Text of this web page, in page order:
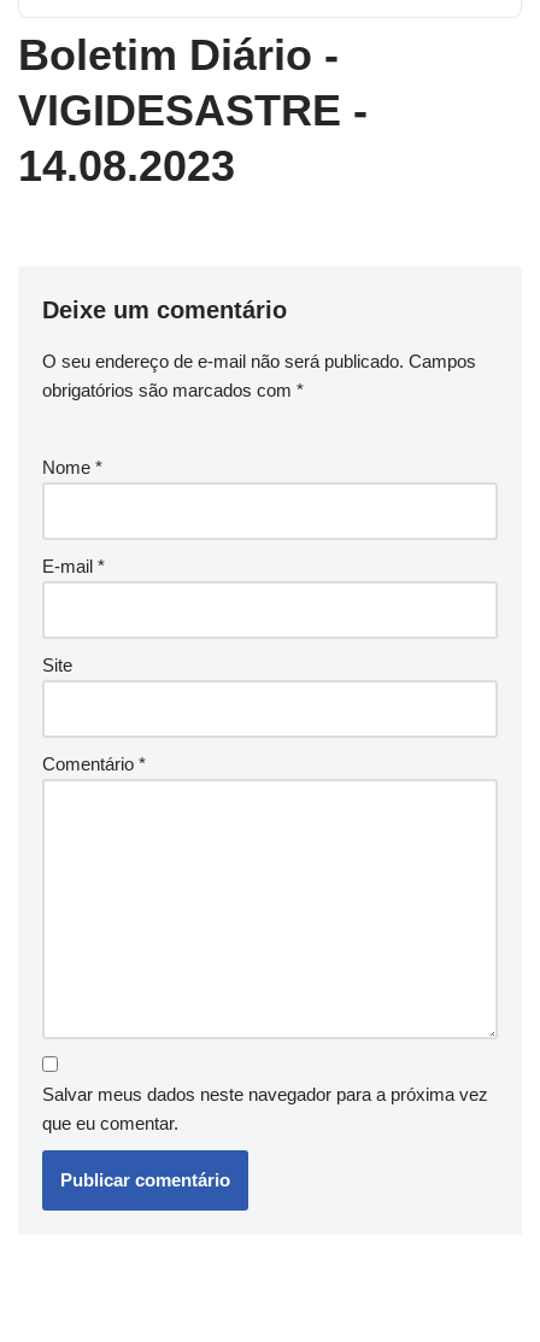
Boletim Diário -
VIGIDESASTRE -
14.08.2023
Deixe um comentário
O seu endereço de e-mail não será publicado. Campos
obrigatórios são marcados com *
Nome *
E-mail *
Site
Comentário *
Salvar meus dados neste navegador para a próxima vez
que eu comentar.